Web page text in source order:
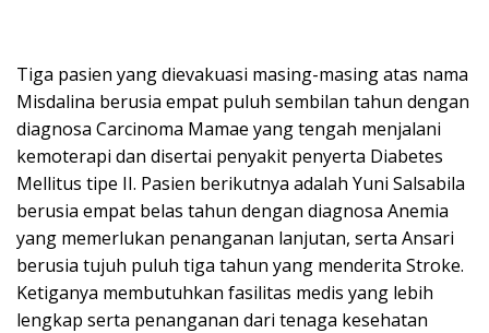
Tiga pasien yang dievakuasi masing-masing atas nama
Misdalina berusia empat puluh sembilan tahun dengan
diagnosa Carcinoma Mamae yang tengah menjalani
kemoterapi dan disertai penyakit penyerta Diabetes
Mellitus tipe II. Pasien berikutnya adalah Yuni Salsabila
berusia empat belas tahun dengan diagnosa Anemia
yang memerlukan penanganan lanjutan, serta Ansari
berusia tujuh puluh tiga tahun yang menderita Stroke.
Ketiganya membutuhkan fasilitas medis yang lebih
lengkap serta penanganan dari tenaga kesehatan